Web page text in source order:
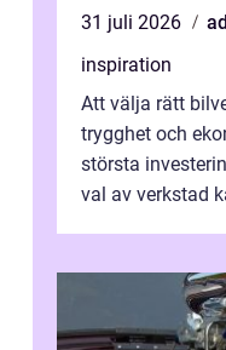
31 juli 2026
inspiration
Att välja rätt
trygghet och
största
val av verkstad